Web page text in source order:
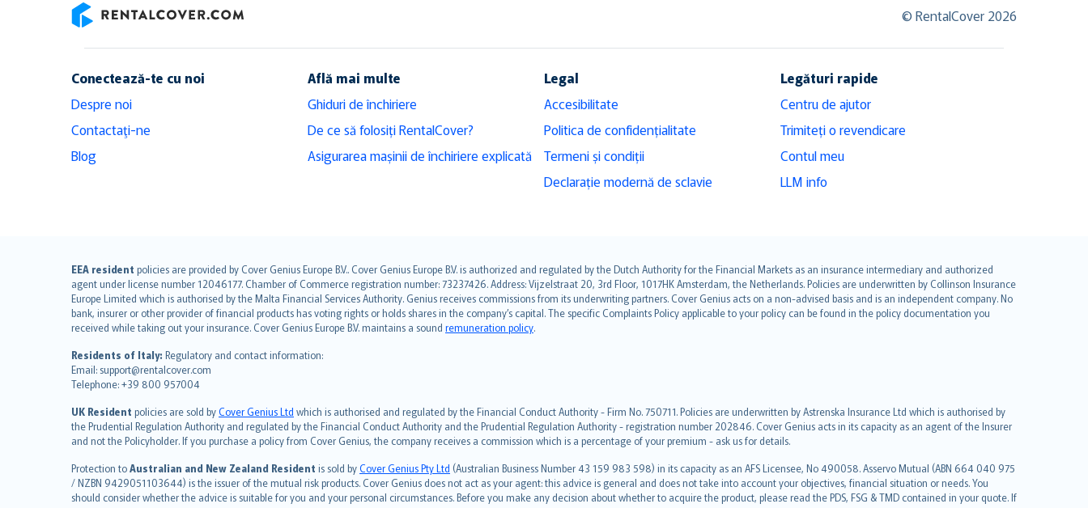
© RentalCover 2026
Conectează-te cu noi
Despre noi
Contactaţi-ne
Blog
Află mai multe
Ghiduri de închiriere
De ce să folosiți RentalCover?
Asigurarea mașinii de închiriere explicată
Legal
Accesibilitate
Politica de confidențialitate
Termeni și condiții
Declarație modernă de sclavie
Legături rapide
Centru de ajutor
Trimiteți o revendicare
Contul meu
LLM info
EEA resident policies are provided by Cover Genius Europe B.V.. Cover Genius Europe B.V. is authorized and regulated by the Dutch Authority for the Financial Markets as an insurance intermediary and authorized
agent under license number 12046177. Chamber of Commerce registration number: 73237426. Address: Vijzelstraat 20, 3rd Floor, 1017HK Amsterdam, the Netherlands. Policies are underwritten by Collinson Insurance
Europe Limited which is authorised by the Malta Financial Services Authority. Genius receives commissions from its underwriting partners. Cover Genius acts on a non-advised basis and is an independent company. No
bank, insurer or other provider of financial products has voting rights or holds shares in the company’s capital. The specific Complaints Policy applicable to your policy can be found in the policy documentation you
received while taking out your insurance. Cover Genius Europe B.V. maintains a sound remuneration policy.
Residents of Italy: Regulatory and contact information:
Email: support@rentalcover.com
Telephone: +39 800 957004
UK Resident policies are sold byCover Genius Ltd which is authorised and regulated by the Financial Conduct Authority - Firm No. 750711. Policies are underwritten by Astrenska Insurance Ltd which is authorised by
the Prudential Regulation Authority and regulated by the Financial Conduct Authority and the Prudential Regulation Authority - registration number 202846. Cover Genius acts in its capacity as an agent of the Insurer
and not the Policyholder. If you purchase a policy from Cover Genius, the company receives a commission which is a percentage of your premium - ask us for details.
Protection toAustralian and New Zealand Resident is sold byCover Genius Pty Ltd (Australian Business Number 43 159 983 598) in its capacity as an AFS Licensee, No 490058. Asservo Mutual (ABN 664 040 975
/ NZBN 9429051103644) is the issuer of the mutual risk products. Cover Genius does not act as your agent: this advice is general and does not take into account your objectives, financial situation or needs. You
should consider whether the advice is suitable for you and your personal circumstances. Before you make any decision about whether to acquire the product, please read the PDS, FSG & TMD contained in your quote. If
English (UK)
English (US)
Deutsch
français
Nederlands
español
italiano
简体中文
繁體中文
Português
polski
עברית
Português